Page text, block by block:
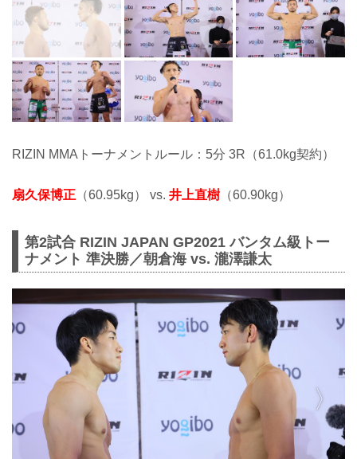
RIZIN MMAトーナメントルール：5分 3R（61.0kg契約）
扇久保博正 （60.95kg） vs. 井上直樹 （60.90kg）
第2試合 RIZIN JAPAN GP2021 バンタム級トー
ナメント 準決勝／朝倉海 vs. 瀧澤謙太